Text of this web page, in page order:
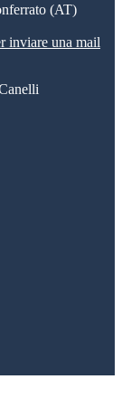
(AT)
inviare una mail